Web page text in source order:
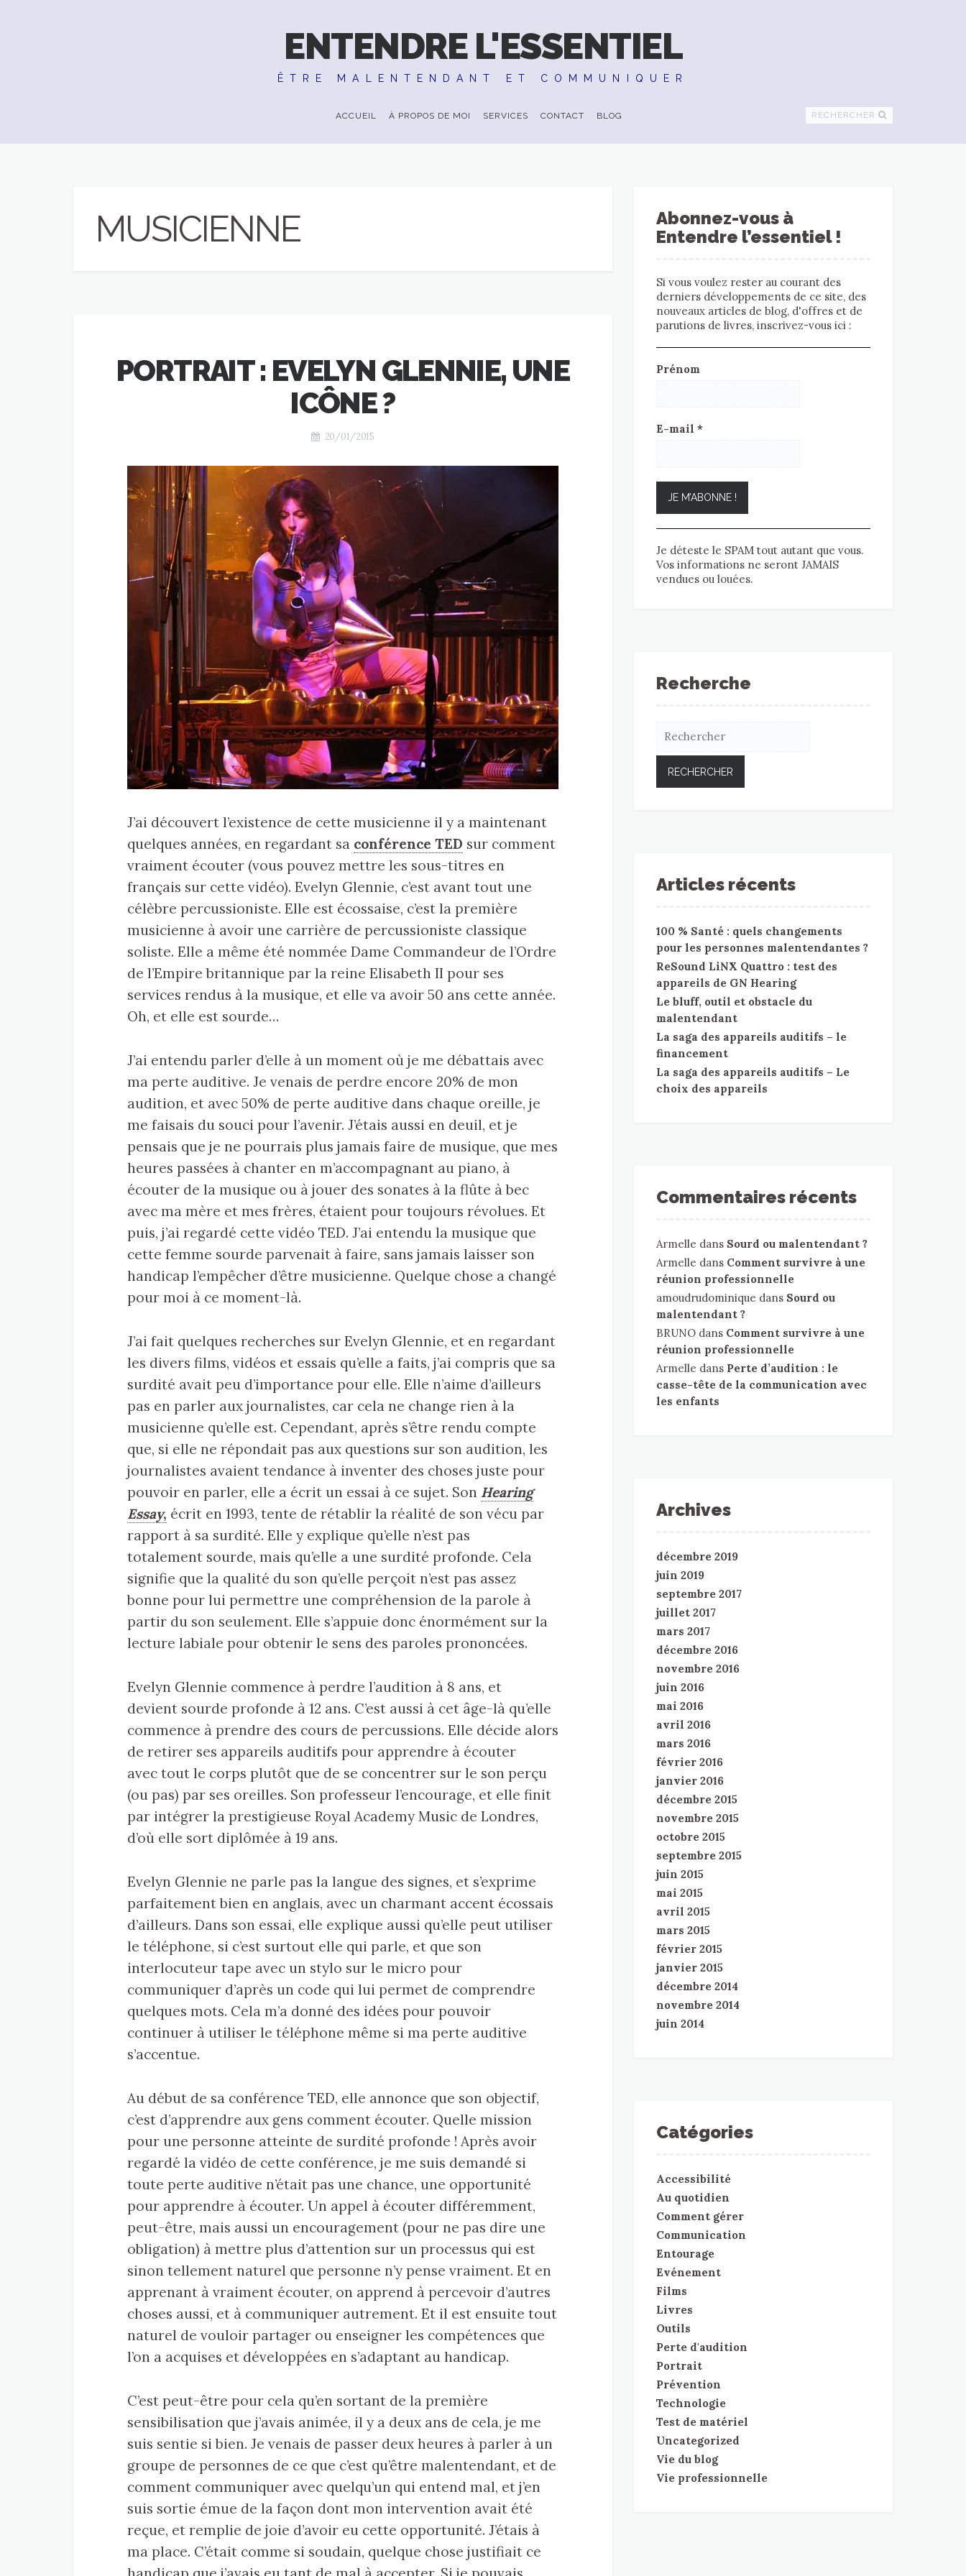
ENTENDRE L'ESSENTIEL
ÊTRE MALENTENDANT ET COMMUNIQUER
ACCUEIL À PROPOS DE MOI SERVICES CONTACT BLOG RECHERCHER
MUSICIENNE
PORTRAIT : EVELYN GLENNIE, UNE
ICÔNE ?
20/01/2015
J’ai découvert l’existence de cette musicienne il y a maintenant
quelques années, en regardant sa conférence TED sur comment
vraiment écouter (vous pouvez mettre les sous-titres en
français sur cette vidéo). Evelyn Glennie, c’est avant tout une
célèbre percussioniste. Elle est écossaise, c’est la première
musicienne à avoir une carrière de percussioniste classique
soliste. Elle a même été nommée Dame Commandeur de l’Ordre
de l’Empire britannique par la reine Elisabeth II pour ses
services rendus à la musique, et elle va avoir 50 ans cette année.
Oh, et elle est sourde…
J’ai entendu parler d’elle à un moment où je me débattais avec
ma perte auditive. Je venais de perdre encore 20% de mon
audition, et avec 50% de perte auditive dans chaque oreille, je
me faisais du souci pour l’avenir. J’étais aussi en deuil, et je
pensais que je ne pourrais plus jamais faire de musique, que mes
heures passées à chanter en m’accompagnant au piano, à
écouter de la musique ou à jouer des sonates à la flûte à bec
avec ma mère et mes frères, étaient pour toujours révolues. Et
puis, j’ai regardé cette vidéo TED. J’ai entendu la musique que
cette femme sourde parvenait à faire, sans jamais laisser son
handicap l’empêcher d’être musicienne. Quelque chose a changé
pour moi à ce moment-là.
J’ai fait quelques recherches sur Evelyn Glennie, et en regardant
les divers films, vidéos et essais qu’elle a faits, j’ai compris que sa
surdité avait peu d’importance pour elle. Elle n’aime d’ailleurs
pas en parler aux journalistes, car cela ne change rien à la
musicienne qu’elle est. Cependant, après s’être rendu compte
que, si elle ne répondait pas aux questions sur son audition, les
journalistes avaient tendance à inventer des choses juste pour
pouvoir en parler, elle a écrit un essai à ce sujet. Son Hearing
Essay, écrit en 1993, tente de rétablir la réalité de son vécu par
rapport à sa surdité. Elle y explique qu’elle n’est pas
totalement sourde, mais qu’elle a une surdité profonde. Cela
signifie que la qualité du son qu’elle perçoit n’est pas assez
bonne pour lui permettre une compréhension de la parole à
partir du son seulement. Elle s’appuie donc énormément sur la
lecture labiale pour obtenir le sens des paroles prononcées.
Evelyn Glennie commence à perdre l’audition à 8 ans, et
devient sourde profonde à 12 ans. C’est aussi à cet âge-là qu’elle
commence à prendre des cours de percussions. Elle décide alors
de retirer ses appareils auditifs pour apprendre à écouter
avec tout le corps plutôt que de se concentrer sur le son perçu
(ou pas) par ses oreilles. Son professeur l’encourage, et elle finit
par intégrer la prestigieuse Royal Academy Music de Londres,
d’où elle sort diplômée à 19 ans.
Evelyn Glennie ne parle pas la langue des signes, et s’exprime
parfaitement bien en anglais, avec un charmant accent écossais
d’ailleurs. Dans son essai, elle explique aussi qu’elle peut utiliser
le téléphone, si c’est surtout elle qui parle, et que son
interlocuteur tape avec un stylo sur le micro pour
communiquer d’après un code qui lui permet de comprendre
quelques mots. Cela m’a donné des idées pour pouvoir
continuer à utiliser le téléphone même si ma perte auditive
s’accentue.
Au début de sa conférence TED, elle annonce que son objectif,
c’est d’apprendre aux gens comment écouter. Quelle mission
pour une personne atteinte de surdité profonde ! Après avoir
regardé la vidéo de cette conférence, je me suis demandé si
toute perte auditive n’était pas une chance, une opportunité
pour apprendre à écouter. Un appel à écouter différemment,
peut-être, mais aussi un encouragement (pour ne pas dire une
obligation) à mettre plus d’attention sur un processus qui est
sinon tellement naturel que personne n’y pense vraiment. Et en
apprenant à vraiment écouter, on apprend à percevoir d’autres
choses aussi, et à communiquer autrement. Et il est ensuite tout
naturel de vouloir partager ou enseigner les compétences que
l’on a acquises et développées en s’adaptant au handicap.
C’est peut-être pour cela qu’en sortant de la première
sensibilisation que j’avais animée, il y a deux ans de cela, je me
suis sentie si bien. Je venais de passer deux heures à parler à un
groupe de personnes de ce que c’est qu’être malentendant, et de
comment communiquer avec quelqu’un qui entend mal, et j’en
suis sortie émue de la façon dont mon intervention avait été
reçue, et remplie de joie d’avoir eu cette opportunité. J’étais à
ma place. C’était comme si soudain, quelque chose justifiait ce
Abonnez-vous à
Entendre l’essentiel !
Si vous voulez rester au courant des
derniers développements de ce site, des
nouveaux articles de blog, d'offres et de
parutions de livres, inscrivez-vous ici :
Prénom
E-mail *
Je déteste le SPAM tout autant que vous.
Vos informations ne seront JAMAIS
vendues ou louées.
Recherche
Articles récents
100 % Santé : quels changements
pour les personnes malentendantes ?
ReSound LiNX Quattro : test des
appareils de GN Hearing
Le bluff, outil et obstacle du
malentendant
La saga des appareils auditifs – le
financement
La saga des appareils auditifs – Le
choix des appareils
Commentaires récents
Armelle dans Sourd ou malentendant ?
Armelle dans Comment survivre à une
réunion professionnelle
amoudrudominique dans Sourd ou
malentendant ?
BRUNO dans Comment survivre à une
réunion professionnelle
Armelle dans Perte d’audition : le
casse-tête de la communication avec
les enfants
Archives
décembre 2019
juin 2019
septembre 2017
juillet 2017
mars 2017
décembre 2016
novembre 2016
juin 2016
mai 2016
avril 2016
mars 2016
février 2016
janvier 2016
décembre 2015
novembre 2015
octobre 2015
septembre 2015
juin 2015
mai 2015
avril 2015
mars 2015
février 2015
janvier 2015
décembre 2014
novembre 2014
juin 2014
Catégories
Accessibilité
Au quotidien
Comment gérer
Communication
Entourage
Evénement
Films
Livres
Outils
Perte d'audition
Portrait
Prévention
Technologie
Test de matériel
Uncategorized
Vie du blog
Vie professionnelle